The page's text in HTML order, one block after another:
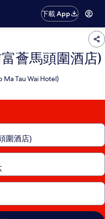
下載 App
薈馬頭圍酒店)
Ma Tau Wai Hotel)